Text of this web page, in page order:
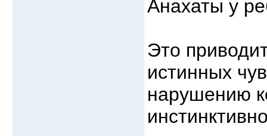
Анахаты у
Это
истинных
нарушению